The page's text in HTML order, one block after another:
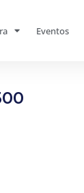
Eventos